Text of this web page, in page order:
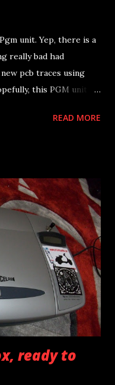
unit. Yep, there is a
really bad had
pcb traces using
this PGM unit
READ MORE
ready to